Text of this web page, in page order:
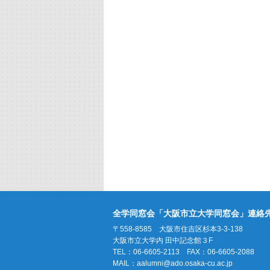
全学同窓会「大阪市立大学同窓会」連絡
〒558-8585 大阪市住吉区杉本3-3-138
大阪市立大学内 田中記念館３F
TEL：06-6605-2113 FAX：06-6605-2088
MAIL： aalumni@ado.osaka-cu.ac.jp